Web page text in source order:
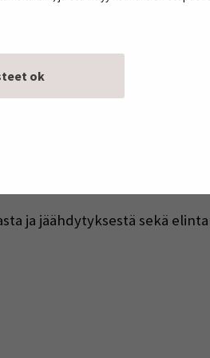
ok
elintarvikkeiden
joka yhtenäistää
ja jäähdytyksestä sekä